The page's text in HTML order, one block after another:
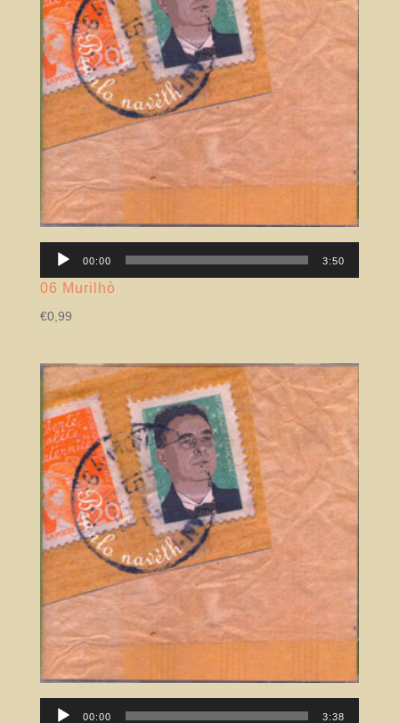
Lector
00:00 3:50
06 Murilhò
€0,99
Lector
00:00 3:38